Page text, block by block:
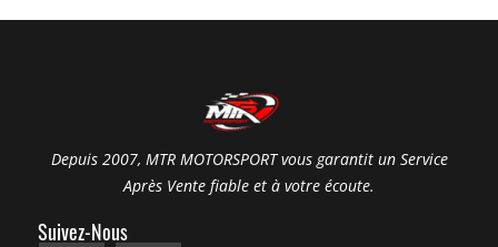
Depuis 2007, MTR MOTORSPORT vous garantit un Service
Après Vente fiable et à votre écoute.
Suivez-Nous